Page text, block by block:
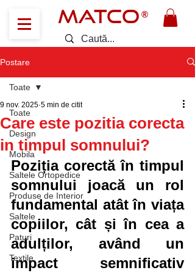
MATCO ®
Postare
Toate
Design
Mobila
Saltele Ortopedice
Produse de Interior
Saltele
Paturi
Textile
Toate
Care este pozitia corecta
in timpul somnului?
9 nov. 2025 5 min de citit
Poziția corectă în timpul
somnului joacă un rol
fundamental atât în viața
copiilor, cât și în cea a
adulților, având un
impact semnificativ